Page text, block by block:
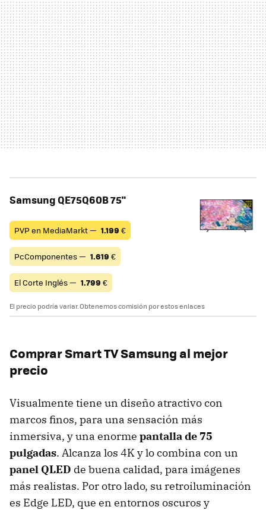
Samsung QE75Q60B 75"
PVP en MediaMarkt — 1.199 €
PcComponentes — 1.619 €
El Corte Inglés — 1.799 €
El precio podría variar. Obtenemos comisión por estos enlaces
Comprar Smart TV Samsung al mejor
precio
Visualmente tiene un diseño atractivo con
marcos finos, para una sensación más
inmersiva, y una enorme pantalla de 75
pulgadas. Alcanza los 4K y lo combina con un
panel QLED de buena calidad, para imágenes
más realistas. Por otro lado, su retroiluminación
es Edge LED, que en entornos oscuros y